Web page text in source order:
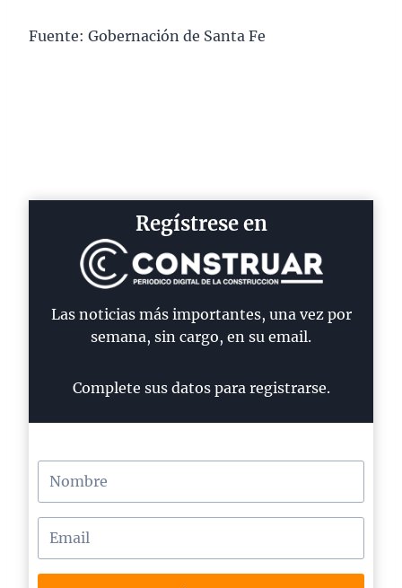
Fuente: Gobernación de Santa Fe
Regístrese en
Las noticias más importantes, una vez por
semana, sin cargo, en su email.
Complete sus datos para registrarse.